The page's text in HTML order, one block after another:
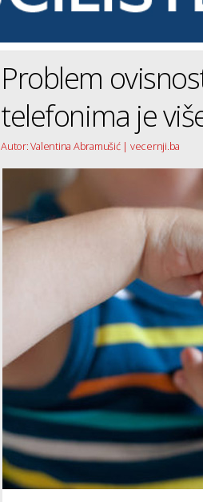
Problem
telefonima je
Autor: Valentina Abramušić | vecernji.ba